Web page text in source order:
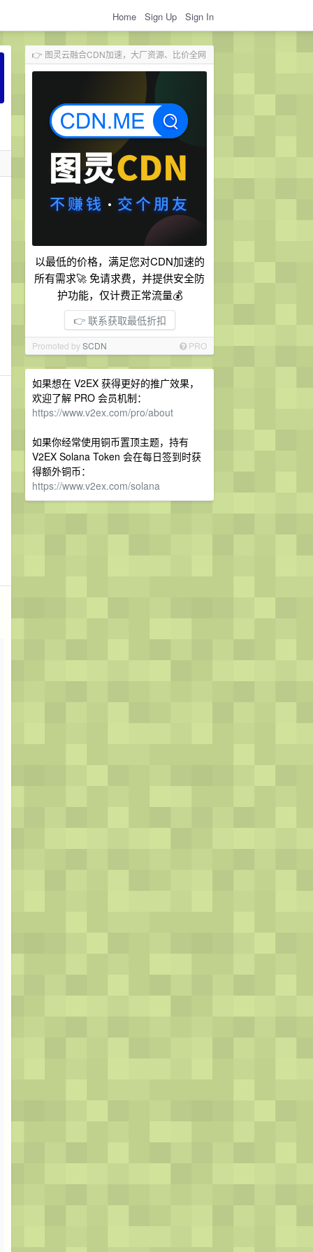
Home Sign Up Sign In
👉 图灵云融合CDN加速，大厂资源、比价全网
以最低的价格，满足您对CDN加速的
所有需求🚀 免请求费，并提供安全防
护功能，仅计费正常流量💰
👉 联系获取最低折扣
Promoted bySCDN PRO
如果想在 V2EX 获得更好的推广效果，
欢迎了解 PRO 会员机制：
https://www.v2ex.com/pro/about
如果你经常使用铜币置顶主题，持有
V2EX Solana Token 会在每日签到时获
得额外铜币：
https://www.v2ex.com/solana